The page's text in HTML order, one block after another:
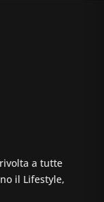
a tutte
il Lifestyle,